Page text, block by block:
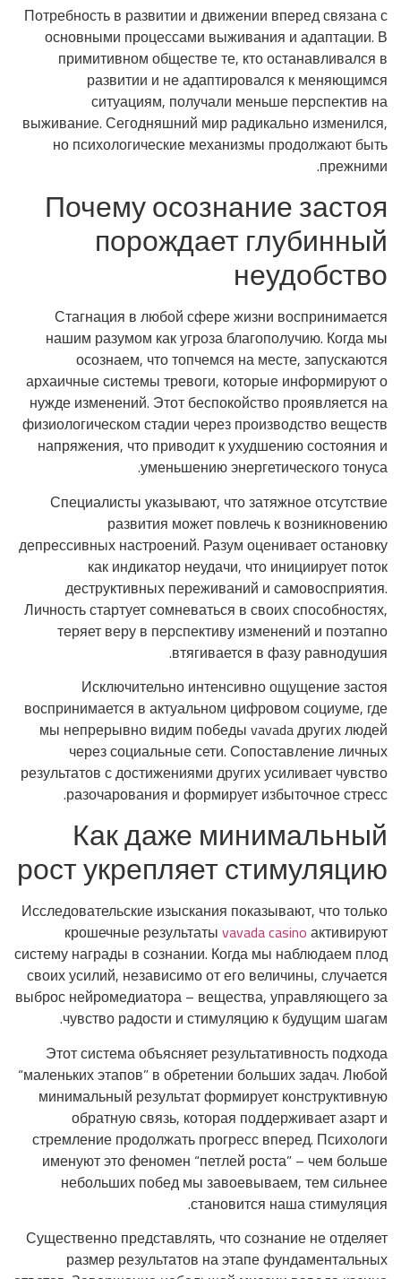
Потребность в развитии и движении вперед связана с
основными процессами выживания и адаптации. В
примитивном обществе те, кто останавливался в
развитии и не адаптировался к меняющимся
ситуациям, получали меньше перспектив на
выживание. Сегодняшний мир радикально изменился,
но психологические механизмы продолжают быть
прежними.
Почему осознание застоя
порождает глубинный
неудобство
Стагнация в любой сфере жизни воспринимается
нашим разумом как угроза благополучию. Когда мы
осознаем, что топчемся на месте, запускаются
архаичные системы тревоги, которые информируют о
нужде изменений. Этот беспокойство проявляется на
физиологическом стадии через производство веществ
напряжения, что приводит к ухудшению состояния и
уменьшению энергетического тонуса.
Специалисты указывают, что затяжное отсутствие
развития может повлечь к возникновению
депрессивных настроений. Разум оценивает остановку
как индикатор неудачи, что инициирует поток
деструктивных переживаний и самовосприятия.
Личность стартует сомневаться в своих способностях,
теряет веру в перспективу изменений и поэтапно
втягивается в фазу равнодушия.
Исключительно интенсивно ощущение застоя
воспринимается в актуальном цифровом социуме, где
мы непрерывно видим победы vavada других людей
через социальные сети. Сопоставление личных
результатов с достижениями других усиливает чувство
разочарования и формирует избыточное стресс.
Как даже минимальный
рост укрепляет стимуляцию
Исследовательские изыскания показывают, что только
крошечные результатыvavada casinoактивируют
систему награды в сознании. Когда мы наблюдаем плод
своих усилий, независимо от его величины, случается
выброс нейромедиатора – вещества, управляющего за
чувство радости и стимуляцию к будущим шагам.
Этот система объясняет результативность подхода
“маленьких этапов” в обретении больших задач. Любой
минимальный результат формирует конструктивную
обратную связь, которая поддерживает азарт и
стремление продолжать прогресс вперед. Психологи
именуют это феномен “петлей роста” – чем больше
небольших побед мы завоевываем, тем сильнее
становится наша стимуляция.
Существенно представлять, что сознание не отделяет
размер результатов на этапе фундаментальных